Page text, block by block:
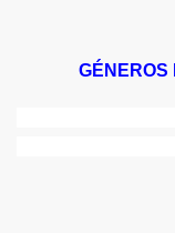
GÉNEROS